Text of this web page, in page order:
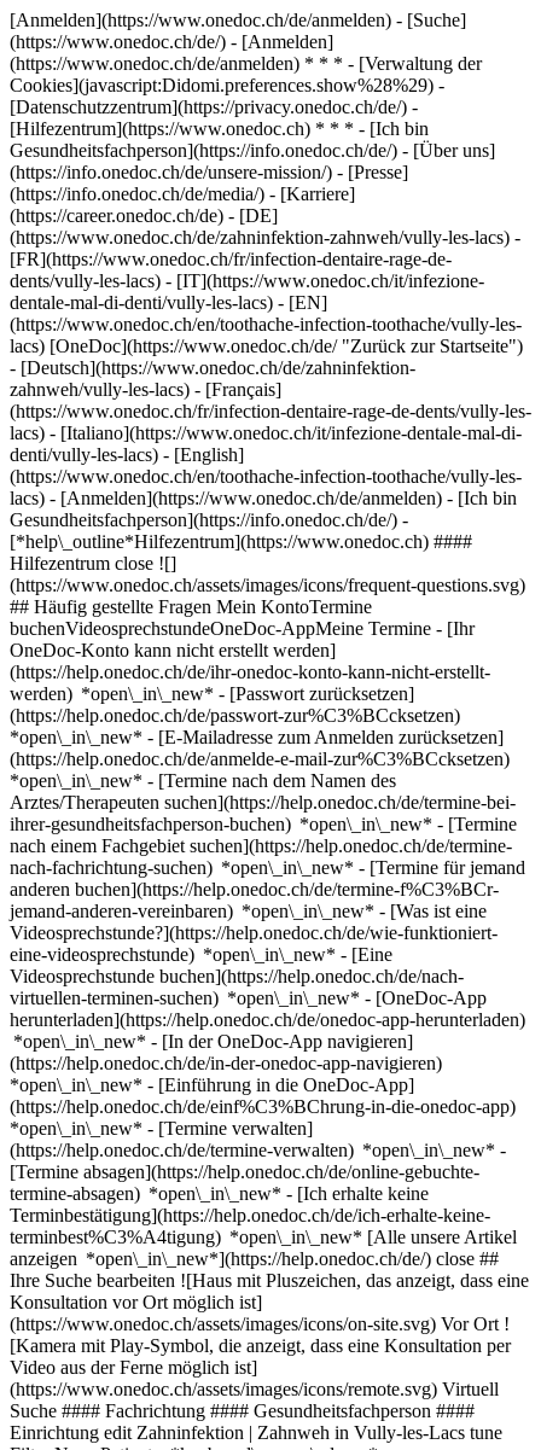
[Anmelden](https://www.onedoc.ch/de/anmelden) - [Suche]
(https://www.onedoc.ch/de/) - [Anmelden]
(https://www.onedoc.ch/de/anmelden) * * * - [Verwaltung der
Cookies](javascript:Didomi.preferences.show%28%29) -
[Datenschutzzentrum](https://privacy.onedoc.ch/de/) -
[Hilfezentrum](https://www.onedoc.ch) * * * - [Ich bin
Gesundheitsfachperson](https://info.onedoc.ch/de/) - [Über uns]
(https://info.onedoc.ch/de/unsere-mission/) - [Presse]
(https://info.onedoc.ch/de/media/) - [Karriere]
(https://career.onedoc.ch/de) - [DE]
(https://www.onedoc.ch/de/zahninfektion-zahnweh/vully-les-lacs) -
[FR](https://www.onedoc.ch/fr/infection-dentaire-rage-de-
dents/vully-les-lacs) - [IT](https://www.onedoc.ch/it/infezione-
dentale-mal-di-denti/vully-les-lacs) - [EN]
(https://www.onedoc.ch/en/toothache-infection-toothache/vully-les-
lacs) [OneDoc](https://www.onedoc.ch/de/ "Zurück zur Startseite")
- [Deutsch](https://www.onedoc.ch/de/zahninfektion-
zahnweh/vully-les-lacs) - [Français]
(https://www.onedoc.ch/fr/infection-dentaire-rage-de-dents/vully-les-
lacs) - [Italiano](https://www.onedoc.ch/it/infezione-dentale-mal-di-
denti/vully-les-lacs) - [English]
(https://www.onedoc.ch/en/toothache-infection-toothache/vully-les-
lacs) - [Anmelden](https://www.onedoc.ch/de/anmelden) - [Ich bin
Gesundheitsfachperson](https://info.onedoc.ch/de/) -
[*help\_outline*Hilfezentrum](https://www.onedoc.ch) ####
Hilfezentrum close ![]
(https://www.onedoc.ch/assets/images/icons/frequent-questions.svg)
## Häufig gestellte Fragen Mein KontoTermine
buchenVideosprechstundeOneDoc-AppMeine Termine - [Ihr
OneDoc-Konto kann nicht erstellt werden]
(https://help.onedoc.ch/de/ihr-onedoc-konto-kann-nicht-erstellt-
werden) *open\_in\_new* - [Passwort zurücksetzen]
(https://help.onedoc.ch/de/passwort-zur%C3%BCcksetzen)
*open\_in\_new* - [E-Mailadresse zum Anmelden zurücksetzen]
(https://help.onedoc.ch/de/anmelde-e-mail-zur%C3%BCcksetzen)
*open\_in\_new* - [Termine nach dem Namen des
Arztes/Therapeuten suchen](https://help.onedoc.ch/de/termine-bei-
ihrer-gesundheitsfachperson-buchen) *open\_in\_new* - [Termine
nach einem Fachgebiet suchen](https://help.onedoc.ch/de/termine-
nach-fachrichtung-suchen) *open\_in\_new* - [Termine für jemand
anderen buchen](https://help.onedoc.ch/de/termine-f%C3%BCr-
jemand-anderen-vereinbaren) *open\_in\_new* - [Was ist eine
Videosprechstunde?](https://help.onedoc.ch/de/wie-funktioniert-
eine-videosprechstunde) *open\_in\_new* - [Eine
Videosprechstunde buchen](https://help.onedoc.ch/de/nach-
virtuellen-terminen-suchen) *open\_in\_new* - [OneDoc-App
herunterladen](https://help.onedoc.ch/de/onedoc-app-herunterladen)
*open\_in\_new* - [In der OneDoc-App navigieren]
(https://help.onedoc.ch/de/in-der-onedoc-app-navigieren)
*open\_in\_new* - [Einführung in die OneDoc-App]
(https://help.onedoc.ch/de/einf%C3%BChrung-in-die-onedoc-app)
*open\_in\_new* - [Termine verwalten](https://help.onedoc.ch/de/termine-verwalten) *open\_in\_new* - [Termine absagen](https://help.onedoc.ch/de/online-gebuchte-termine-absagen) *open\_in\_new* - [Ich erhalte keine Terminbestätigung](https://help.onedoc.ch/de/ich-erhalte-keine-terminbest%C3%A4tigung) *open\_in\_new* [Alle unsere Artikel anzeigen *open\_in\_new*](https://help.onedoc.ch/de/) close ## Ihre Suche bearbeiten ![Haus mit Pluszeichen, das anzeigt, dass eine Konsultation vor Ort möglich ist](https://www.onedoc.ch/assets/images/icons/on-site.svg) Vor Ort ![Kamera mit Play-Symbol, die anzeigt, dass eine Konsultation per Video aus der Ferne möglich ist](https://www.onedoc.ch/assets/images/icons/remote.svg) Virtuell Suche #### Fachrichtung #### Gesundheitsfachperson #### Einrichtung edit Zahninfektion | Zahnweh in Vully-les-Lacs tune Filter Neue Patienten*keyboard\_arrow\_down* - Zugelassen*check\_circle* Gesprochene Sprachen*keyboard\_arrow\_down* - Deutsch*check\_circle* - Englisch*check\_circle* - Französisch*check\_circle* - Griechisch*check\_circle* - Italienisch*check\_circle* - Japanisch*check\_circle* - Persisch*check\_circle* - Portugiesisch*check\_circle* - Spanisch*check\_circle* Geschlecht*keyboard\_arrow\_down* - Weiblich*check\_circle* - Männlich*check\_circle* Verfügbarkeit*keyboard\_arrow\_down* - Heute*check\_circle* - In den nächsten 3 Tagen*check\_circle* - In den nächsten 7 Tagen*check\_circle* - In den nächsten 14 Tagen*check\_circle* # __Zahninfektion | Zahnweh__ in __Vully-les-Lacs__: Buchen Sie heute Ihren Termin online ## 3 Ergebnisse in Vully-les-Lacs [![Dr. Gonçalo Lopes, Zahnarzt in Vully-les-Lacs](https://assets.onedoc.ch/images/users/720ec6e19e550f93549bef8e6236b5ad04aeb7fb2a0c739990c5bf5b7df06d1f-small.png "Dr. Gonçalo Lopes, Zahnarzt in Vully-les-Lacs")](https://www.onedoc.ch/de/zahnarzt/vully-les-lacs/pc2yb/dr-goncalo-lopes) ### [Dr. Gonçalo Lopes](https://www.onedoc.ch/de/zahnarzt/vully-les-lacs/pc2yb/dr-goncalo-lopes) [Zahnarzt](https://www.onedoc.ch/de/zahnarzt/vully-les-lacs) [Proxident - Vallamand](https://www.onedoc.ch/de/zahnarztpraxis/vully-les-lacs/e9b1/proxident-vallamand) En la Gottaz 53a 1586 Vully-les-Lacs ![Patient mit Pluszeichen, der anzeigt, dass neue Patienten angenommen werden](https://www.onedoc.ch/assets/images/icons/new-patients.svg)Akzeptiert neue Patienten [Termin buchen](https://www.onedoc.ch/de/zahnarzt/vully-les-lacs/pc2yb/dr-goncalo-lopes) Expertisen: Zahninfektion | Zahnweh, [Zahnärztlicher Notfall](https://www.onedoc.ch/de/zahnarztlicher-notfall/vully-les-lacs), [Zahnsteinentfernung](https://www.onedoc.ch/de/zahnsteinentfernung/vully-les-lacs), [Devitalisierung | Wurzelkanalbehandlung](https://www.onedoc.ch/de/devitalisierung-wurzelkanalbehandlung/vully-les-lacs), [Karies](https://www.onedoc.ch/de/karies/vully-les-lacs), [Zahnprothese | Zahnstellit](https://www.onedoc.ch/de/zahnprothese-zahnstellit/vully-les-lacs), [Zahnverblendung Keramik | Veneer](https://www.onedoc.ch/de/zahnverblendung-keramik-veneer/vully-les-lacs), [Zahnaufhellung | Bleaching](https://www.onedoc.ch/de/zahnaufhellung-bleaching/vully-les-lacs), [Endodontie](https://www.onedoc.ch/de/endodontie/vully-les-lacs)Mehr anzeigen *chevron\_left* Mo. 03 Aug. *chevron\_right* Mehr Termine anzeigen *error\_outline* Beim Laden der Verfügbarkeiten ist ein Fehler aufgetreten [Erneut versuchen](https://www.onedoc.ch) Expertisen: Zahninfektion | Zahnweh, [Zahnärztlicher Notfall](https://www.onedoc.ch/de/zahnarztlicher-notfall/vully-les-lacs), [Zahnsteinentfernung](https://www.onedoc.ch/de/zahnsteinentfernung/vully-les-lacs), [Devitalisierung | Wurzelkanalbehandlung](https://www.onedoc.ch/de/devitalisierung-wurzelkanalbehandlung/vully-les-lacs), [Karies](https://www.onedoc.ch/de/karies/vully-les-lacs), [Zahnprothese | Zahnstellit](https://www.onedoc.ch/de/zahnprothese-zahnstellit/vully-les-lacs), [Zahnverblendung Keramik | Veneer](https://www.onedoc.ch/de/zahnverblendung-keramik-veneer/vully-les-lacs), [Zahnaufhellung | Bleaching](https://www.onedoc.ch/de/zahnaufhellung-bleaching/vully-les-lacs), [Endodontie](https://www.onedoc.ch/de/endodontie/vully-les-lacs)Mehr anzeigen [![Dr. Samuel Radi, Zahnarzt in Vully-les-Lacs](https://assets.onedoc.ch/images/users/6236c72291d5791da8154ad6214bba0642d85b56d44214ecbb461aa49330199c-small.png "Dr. Samuel Radi, Zahnarzt in Vully-les-Lacs")](https://www.onedoc.ch/de/zahnarzt/vully-les-lacs/pco8c/dr-samuel-radi) ### [Dr. Samuel Radi](https://www.onedoc.ch/de/zahnarzt/vully-les-lacs/pco8c/dr-samuel-radi) ![Abzeichen, das ein verifiziertes Profil kennzeichnet](https://www.onedoc.ch/assets/images/icons/checkmark.svg) [Zahnarzt](https://www.onedoc.ch/de/zahnarzt/vully-les-lacs) [Proxident - Vallamand](https://www.onedoc.ch/de/zahnarztpraxis/vully-les-lacs/e9b1/proxident-vallamand) En la Gottaz 53a 1586 Vully-les-Lacs ![Patient mit Pluszeichen, der anzeigt, dass neue Patienten angenommen werden](https://www.onedoc.ch/assets/images/icons/new-patients.svg)Akzeptiert neue Patienten [Termin buchen](https://www.onedoc.ch/de/zahnarzt/vully-les-lacs/pco8c/dr-samuel-radi) Expertisen: Zahninfektion | Zahnweh, [Zahnärztlicher Notfall](https://www.onedoc.ch/de/zahnarztlicher-notfall/vully-les-lacs), [Karies](https://www.onedoc.ch/de/karies/vully-les-lacs), [Gingivitis | Zahnfleischentzündung](https://www.onedoc.ch/de/gingivitis-zahnfleischentzundung/vully-les-lacs), [Zahnverblendung Keramik | Veneer](https://www.onedoc.ch/de/zahnverblendung-keramik-veneer/vully-les-lacs), [Zahnkrone](https://www.onedoc.ch/de/zahnkrone/vully-les-lacs), [Zahnimplantat](https://www.onedoc.ch/de/zahnimplantat/vully-les-lacs), [Parodontologie | Zahnlockerung | Zahnfleischpflege](https://www.onedoc.ch/de/parodontologie-zahnlockerung-zahnfleischpflege/vully-les-lacs), [Knochentransplantation für Zahnimplantate](https://www.onedoc.ch/de/knochentransplantation-fur-zahnimplantate/vully-les-lacs), [Zahnextraktion | Weisheitszähne](https://www.onedoc.ch/de/zahnextraktion-weisheitszahne/vully-les-lacs), [Zahnprothese | Zahnstellit](https://www.onedoc.ch/de/zahnprothese-zahnstellit/vully-les-lacs), [Zahnabszess](https://www.onedoc.ch/de/zahnabszess/vully-les-lacs), [Zahnärztliche Röntgenaufnahmen](https://www.onedoc.ch/de/zahnarztliche-rontgenaufnahmen/vully-les-lacs)Mehr anzeigen *chevron\_left* Mo. 03 Aug. *chevron\_right* Mehr Termine anzeigen *error\_outline* Beim Laden der Verfügbarkeiten ist ein Fehler aufgetreten [Erneut versuchen](https://www.onedoc.ch) Expertisen: Zahninfektion | Zahnweh, [Zahnärztlicher Notfall](https://www.onedoc.ch/de/zahnarztlicher-notfall/vully-les-lacs), [Karies](https://www.onedoc.ch/de/karies/vully-les-lacs), [Gingivitis | Zahnfleischentzündung](https://www.onedoc.ch/de/gingivitis-zahnfleischentzundung/vully-les-lacs), [Zahnverblendung Keramik | Veneer](https://www.onedoc.ch/de/zahnverblendung-keramik-veneer/vully-les-lacs), [Zahnkrone](https://www.onedoc.ch/de/zahnkrone/vully-les-lacs), [Zahnimplantat](https://www.onedoc.ch/de/zahnimplantat/vully-les-lacs), [Parodontologie | Zahnlockerung | Zahnfleischpflege](https://www.onedoc.ch/de/parodontologie-zahnlockerung-zahnfleischpflege/vully-les-lacs), [Knochentransplantation für Zahnimplantate](https://www.onedoc.ch/de/knochentransplantation-fur-zahnimplantate/vully-les-lacs), [Zahnextraktion | Weisheitszähne](https://www.onedoc.ch/de/zahnextraktion-weisheitszahne/vully-les-lacs), [Zahnprothese | Zahnstellit](https://www.onedoc.ch/de/zahnprothese-zahnstellit/vully-les-lacs), [Zahnabszess](https://www.onedoc.ch/de/zahnabszess/vully-les-lacs), [Zahnärztliche Röntgenaufnahmen](https://www.onedoc.ch/de/zahnarztliche-rontgenaufnahmen/vully-les-lacs)Mehr anzeigen [![Dr. Shéhérazade SAADI, Zahnärztin in Vully-les-Lacs](https://assets.onedoc.ch/images/users/25d92ba716dcf99a96be3a862dfbc5f268bca97dc94f274c961ce13bc980c764-small.png "Dr. Shéhérazade SAADI, Zahnärztin in Vully-les-Lacs")](https://www.onedoc.ch/de/zahnarztin/vully-les-lacs/pco70/dr-sheherazade-saadi) ### [Dr. Shéhérazade SAADI](https://www.onedoc.ch/de/zahnarztin/vully-les-lacs/pco70/dr-sheherazade-saadi) ![Abzeichen, das ein verifiziertes Profil kennzeichnet](https://www.onedoc.ch/assets/images/icons/checkmark.svg) [Zahnärztin](https://www.onedoc.ch/de/zahnarzt/vully-les-lacs) [Proxident - Vallamand](https://www.onedoc.ch/de/zahnarztpraxis/vully-les-lacs/e9b1/proxident-vallamand) En la Gottaz 53a 1586 Vully-les-Lacs ![Patient mit Pluszeichen, der anzeigt, dass neue Patienten angenommen werden](https://www.onedoc.ch/assets/images/icons/new-patients.svg)Akzeptiert neue Patienten [Termin buchen](https://www.onedoc.ch/de/zahnarztin/vully-les-lacs/pco70/dr-sheherazade-saadi) Expertisen: Zahninfektion | Zahnweh, [Zahnärztlicher Notfall](https://www.onedoc.ch/de/zahnarztlicher-notfall/vully-les-lacs), [Karies](https://www.onedoc.ch/de/karies/vully-les-lacs), [Zahnaufhellung | Bleaching](https://www.onedoc.ch/de/zahnaufhellung-bleaching/vully-les-lacs), [Gingivitis | Zahnfleischentzündung](https://www.onedoc.ch/de/gingivitis-zahnfleischentzundung/vully-les-lacs), [Zahnverblendung Keramik | Veneer](https://www.onedoc.ch/de/zahnverblendung-keramik-veneer/vully-les-lacs), [Devitalisierung | Wurzelkanalbehandlung](https://www.onedoc.ch/de/devitalisierung-wurzelkanalbehandlung/vully-les-lacs), [Zahnabszess](https://www.onedoc.ch/de/zahnabszess/vully-les-lacs), [Zahnimplantat](https://www.onedoc.ch/de/zahnimplantat/vully-les-lacs), [Zahnärztliche Röntgenaufnahmen](https://www.onedoc.ch/de/zahnarztliche-rontgenaufnahmen/vully-les-lacs), [Zahnkrone](https://www.onedoc.ch/de/zahnkrone/vully-les-lacs), [Zahnfleischtransplantation](https://www.onedoc.ch/de/zahnfleischtransplantation/vully-les-lacs), [Parodontologie | Zahnlockerung | Zahnfleischpflege](https://www.onedoc.ch/de/parodontologie-zahnlockerung-zahnfleischpflege/vully-les-lacs), [Bruxismus | Zähneknirschen](https://www.onedoc.ch/de/bruxismus-zahneknirschen/vully-